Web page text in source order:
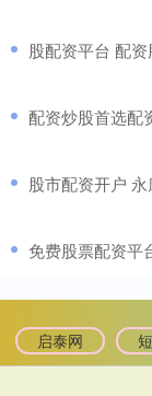
股配资平台 配
配资炒股首选配
股市配资开户
免费股票配资平
启泰网